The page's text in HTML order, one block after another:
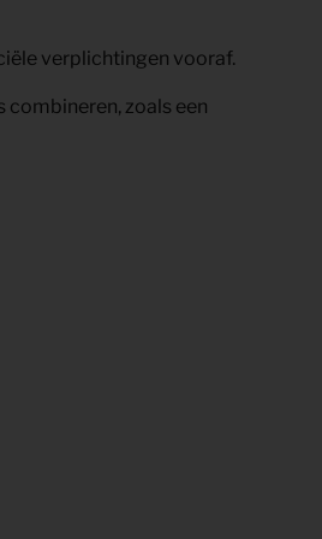
verplichtingen vooraf.
combineren, zoals een